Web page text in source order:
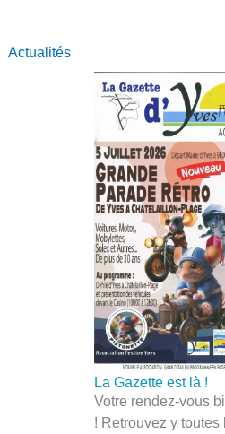
Actualités
La Gazette est là !
Votre rendez-vous
! Retrouvez y toutes